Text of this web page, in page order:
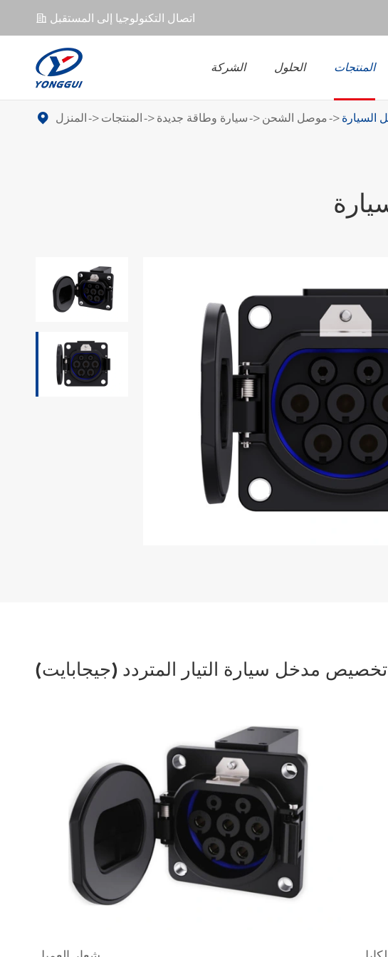
𐄀 اتصال التكنولوجيا إلى المستقبل
الشركة الحلول المنتجات
المنزل المنتجات سيارة وطاقة جديدة موصل الشحن
تخصيص مدخل سيارة التيار المتردد (جيجابايت)